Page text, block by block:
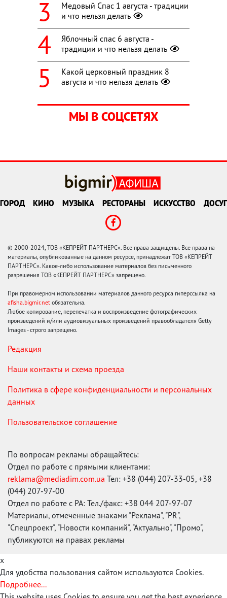
Медовый Спас 1 августа - традиции
и что нельзя делать
Яблочный спас 6 августа -
традиции и что нельзя делать
Какой церковный праздник 8
августа и что нельзя делать
МЫ В СОЦСЕТЯХ
ГОРОД КИНО МУЗЫКА РЕСТОРАНЫ ИСКУССТВО ДОСУГ
© 2000-2024, ТОВ «КЕПРЕЙТ ПАРТНЕРС». Все права защищены. Все права на
материалы, опубликованные на данном ресурсе, принадлежат ТОВ «КЕПРЕЙТ
ПАРТНЕРС». Какое-либо использование материалов без письменного
разрешения ТОВ «КЕПРЕЙТ ПАРТНЕРС» запрещено.
При правомерном использовании материалов данного ресурса гиперссылка на
afisha.bigmir.net обязательна.
Любое копирование, перепечатка и воспроизведение фотографических
произведений и/или аудиовизуальных произведений правообладателя Getty
Images - строго запрещено.
Редакция
Наши контакты и схема проезда
Политика в сфере конфиденциальности и персональных
данных
Пользовательское соглашение
По вопросам рекламы обращайтесь:
Отдел по работе с прямыми клиентами:
reklama@mediadim.com.ua Тел: +38 (044) 207-33-05, +38
(044) 207-97-00
Отдел по работе с РА: Тел./факс: +38 044 207-97-07
Материалы, отмеченные знаками "Реклама", "PR",
"Спецпроект", "Новости компаний", "Актуально", "Промо",
публикуются на правах рекламы
x
Для удобства пользования сайтом используются Cookies.
Подробнее...